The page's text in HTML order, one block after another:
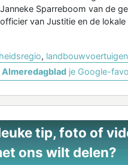
Sparreboom van de
van Justitie en de
, landbouwvoertuigen
Almeredagbladje Google-
tip, foto of
ons wilt delen?